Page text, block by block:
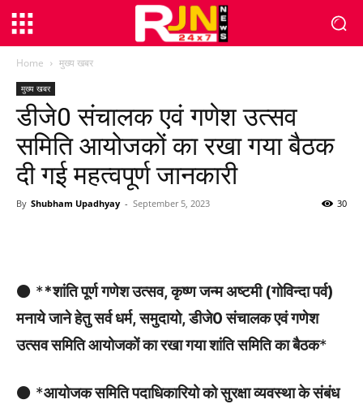
Home मुख्य खबर
मुख्य खबर
डीजे0 संचालक एवं गणेश उत्सव
समिति आयोजकों का रखा गया बैठक
दी गई महत्वपूर्ण जानकारी
By Shubham Upadhyay - September 5, 2023 30
⚫ **शांति पूर्ण गणेश उत्सव, कृष्ण जन्म अष्टमी (गोविन्दा पर्व)
मनाये जाने हेतु सर्व धर्म, समुदायो, डीजे0 संचालक एवं गणेश
उत्सव समिति आयोजकों का रखा गया शांति समिति का बैठक*
⚫ *आयोजक समिति पदाधिकारियो को सुरक्षा व्यवस्था के संबंध